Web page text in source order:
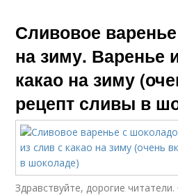
Сливовое
на зиму. Варенье
какао на зиму
рецепт сливы в
Здравствуйте, дорогие